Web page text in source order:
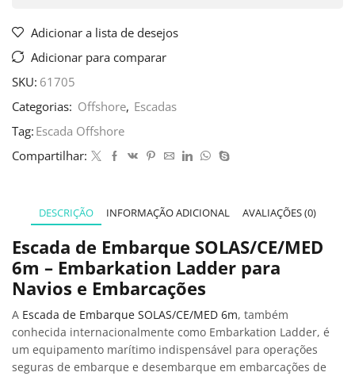
Adicionar a lista de desejos
Adicionar para comparar
SKU: 61705
Categorias: Offshore, Escadas
Tag: Escada Offshore
Compartilhar:
DESCRIÇÃO INFORMAÇÃO ADICIONAL AVALIAÇÕES (0)
Escada de Embarque SOLAS/CE/MED
6m – Embarkation Ladder para
Navios e Embarcações
A Escada de Embarque SOLAS/CE/MED 6m, também
conhecida internacionalmente como Embarkation Ladder, é
um equipamento marítimo indispensável para operações
seguras de embarque e desembarque em embarcações de